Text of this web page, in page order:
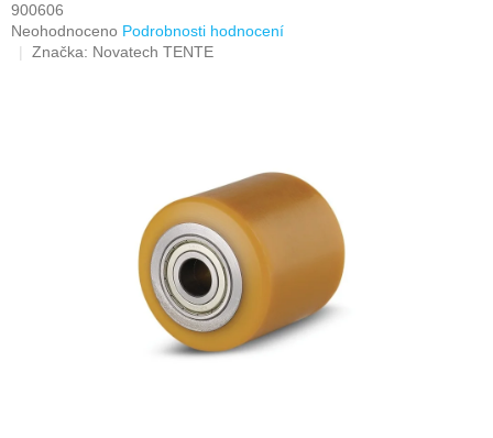
900606
Průměrné
hodnocení
Neohodnoceno Podrobnosti hodnocení
Značka: Novatech TENTE